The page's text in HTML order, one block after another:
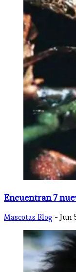
Encuentran 7
Mascotas Blog - Jun